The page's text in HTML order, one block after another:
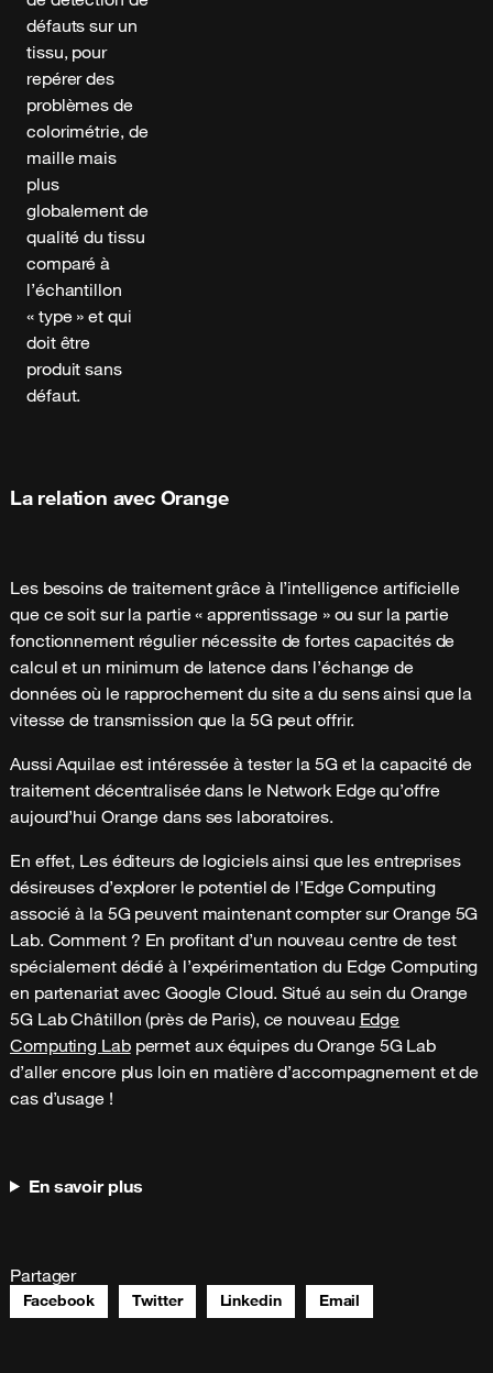
défauts sur un
tissu, pour
repérer des
problèmes de
colorimétrie, de
maille mais
plus
globalement de
qualité du tissu
comparé à
l’échantillon
« type » et qui
doit être
produit sans
défaut.
La relation avec Orange
Les besoins de traitement grâce à l’intelligence artificielle
que ce soit sur la partie « apprentissage » ou sur la partie
fonctionnement régulier nécessite de fortes capacités de
calcul et un minimum de latence dans l’échange de
données où le rapprochement du site a du sens ainsi que la
vitesse de transmission que la 5G peut offrir.
Aussi Aquilae est intéressée à tester la 5G et la capacité de
traitement décentralisée dans le Network Edge qu’offre
aujourd’hui Orange dans ses laboratoires.
En effet, Les éditeurs de logiciels ainsi que les entreprises
désireuses d’explorer le potentiel de l’Edge Computing
associé à la 5G peuvent maintenant compter sur Orange 5G
Lab. Comment ? En profitant d’un nouveau centre de test
spécialement dédié à l’expérimentation du Edge Computing
en partenariat avec Google Cloud. Situé au sein du Orange
5G Lab Châtillon (près de Paris), ce nouveau Edge
Computing Labpermet aux équipes du Orange 5G Lab
d’aller encore plus loin en matière d’accompagnement et de
cas d’usage !
En savoir plus
Partager
Facebook Twitter Linkedin Email